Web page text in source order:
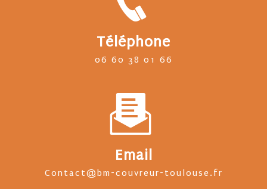
Téléphone
06 60 38 01 66
Email
contact@bm-couvreur-toulouse.fr